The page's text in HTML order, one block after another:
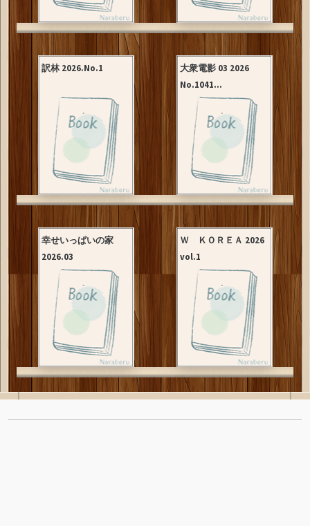
訳林 2026.No.1
大衆電影 03 2026
No.1041...
幸せいっぱいの家
2026.03
Ｗ ＫＯＲＥＡ 2026
vol.1